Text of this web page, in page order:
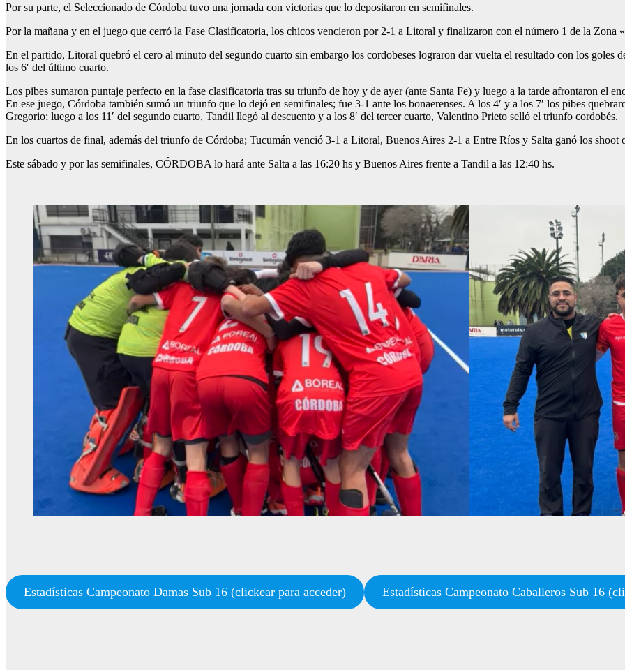
Por su parte, el Seleccionado de Córdoba tuvo una jornada con victorias que lo depositaron en semifinales.
Por la mañana y en el juego que cerró la Fase Clasificatoria, los chicos vencieron por 2-1 a Litoral y finalizaron con el número 1 de la Zona
En el partido, Litoral quebró el cero al minuto del segundo cuarto sin embargo los cordobeses lograron dar vuelta el resultado con los goles
los 6′ del último cuarto.
Los pibes sumaron puntaje perfecto en la fase clasificatoria tras su triunfo de hoy y de ayer (ante Santa Fe) y luego a la tarde afrontaron el
En ese juego, Córdoba también sumó un triunfo que lo dejó en semifinales; fue 3-1 ante los bonaerenses. A los 4′ y a los 7′ los pibes
Gregorio; luego a los 11′ del segundo cuarto, Tandil llegó al descuento y a los 8′ del tercer cuarto, Valentino Prieto selló el triunfo cordobés.
En los cuartos de final, además del triunfo de Córdoba; Tucumán venció 3-1 a Litoral, Buenos Aires 2-1 a Entre Ríos y Salta ganó los
Este sábado y por las semifinales, CÓRDOBA lo hará ante Salta a las 16:20 hs y Buenos Aires frente a Tandil a las 12:40 hs.
Estadísticas Campeonato Damas Sub 16 (clickear para acceder) Estadísticas Campeonato Caballeros Sub 16